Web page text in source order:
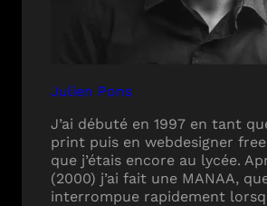
Julien Pons
J’ai débuté en 1997 en tant
print puis en webdesigner
que j’étais encore au lycée.
(2000) j’ai fait une MANAA,
interrompue rapidement